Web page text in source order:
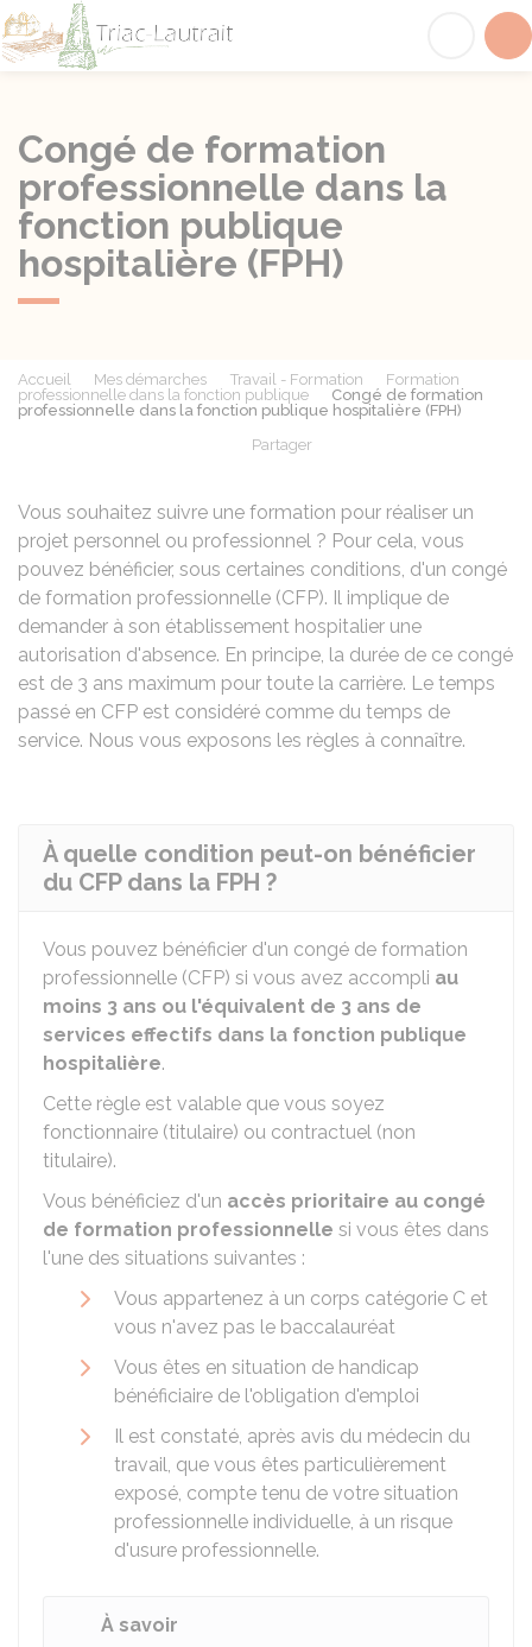
Congé de formation
professionnelle dans la
fonction publique
hospitalière (FPH)
Accueil Mes démarches Travail - Formation
Formation
professionnelle dans la fonction publique
Congé de formation
professionnelle dans la fonction publique hospitalière (FPH)
Partager
Vous souhaitez suivre une formation pour réaliser un
projet personnel ou professionnel ? Pour cela, vous
pouvez bénéficier, sous certaines conditions, d'un congé
de formation professionnelle (CFP). Il implique de
demander à son établissement hospitalier une
autorisation d'absence. En principe, la durée de ce congé
est de 3 ans maximum pour toute la carrière. Le temps
passé en CFP est considéré comme du temps de
service. Nous vous exposons les règles à connaître.
À quelle condition peut-on bénéficier
du CFP dans la FPH ?
Vous pouvez bénéficier d'un congé de formation
professionnelle (CFP) si vous avez accompli au
moins 3 ans ou l'équivalent de 3 ans de
services effectifs dans la fonction publique
hospitalière.
Cette règle est valable que vous soyez
fonctionnaire (titulaire) ou contractuel (non
titulaire).
Vous bénéficiez d'un accès prioritaire au congé
de formation professionnelle si vous êtes dans
l'une des situations suivantes :
Vous appartenez à un corps catégorie C et
vous n'avez pas le baccalauréat
Vous êtes en situation de handicap
bénéficiaire de l'obligation d'emploi
Il est constaté, après avis du médecin du
travail, que vous êtes particulièrement
exposé, compte tenu de votre situation
professionnelle individuelle, à un risque
d'usure professionnelle.
À savoir